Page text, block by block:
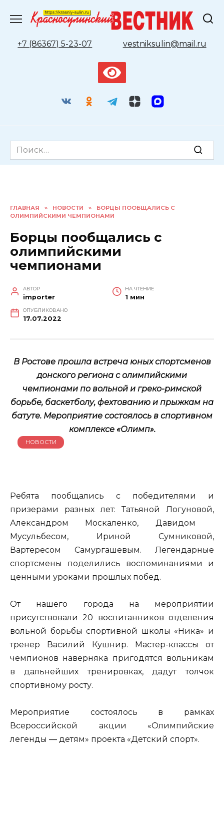
содержанию
+7 (86367) 5-23-07
vestniksulin@mail.ru
Search
for:
ГЛАВНАЯ » НОВОСТИ »
БОРЦЫ ПООБЩАЛИСЬ С
ОЛИМПИЙСКИМИ ЧЕМПИОНАМИ
Борцы пообщались с
олимпийскими
чемпионами
АВТОР
importer
НА ЧТЕНИЕ
1 мин
ОПУБЛИКОВАНО
17.07.2022
В Ростове прошла встреча юных спортсменов
донского региона с олимпийскими
чемпионами по вольной и греко-римской
борьбе, баскетболу, фехтованию и прыжкам на
батуте. Мероприятие состоялось в спортивном
комплексе «Олимп».
НОВОСТИ
Ребята пообщались с победителями и
призерами разных лет: Татьяной Логуновой,
Александром Москаленко, Давидом
Мусульбесом, Ириной Сумниковой,
Вартересом Самургашевым. Легендарные
спортсмены поделились воспоминаниями и
ценными уроками прошлых побед.
От нашего города на мероприятии
присутствовали 20 воспитанников отделения
вольной борьбы спортивной школы «Ника» и
тренер Василий Кушнир. Мастер-классы от
чемпионов наверняка пригодятся вольникам
в дальнейших тренировках, дадут толчок
спортивному росту.
Мероприятие состоялось в рамках
Всероссийской акции «Олимпийские
легенды — детям» проекта «Детский спорт».